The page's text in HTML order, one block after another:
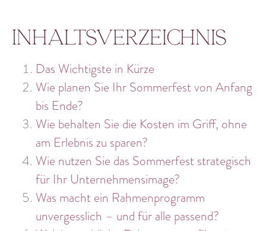
Inhaltsverzeichnis
Das Wichtigste in Kürze
Wie planen Sie Ihr Sommerfest von Anfang
bis Ende?
Wie behalten Sie die Kosten im Griff, ohne
am Erlebnis zu sparen?
Wie nutzen Sie das Sommerfest strategisch
für Ihr Unternehmensimage?
Was macht ein Rahmenprogramm
unvergesslich – und für alle passend?